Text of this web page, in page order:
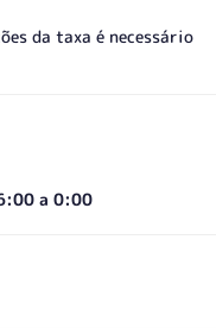
da taxa é necessário
a 0:00